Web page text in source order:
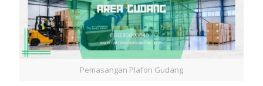
Pemasangan Plafon Gudang